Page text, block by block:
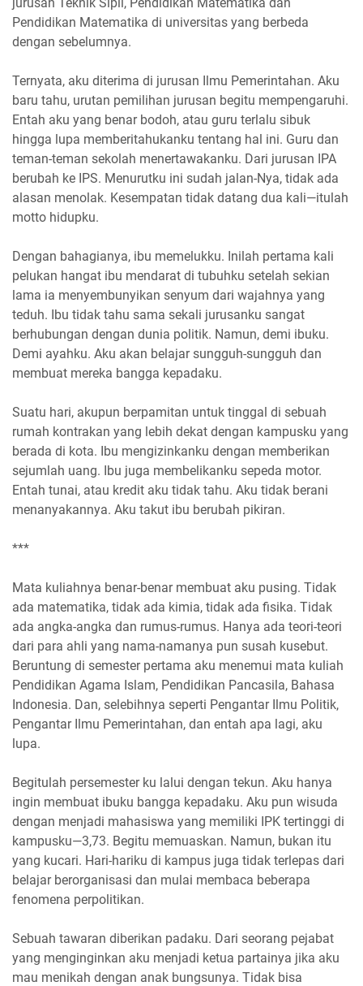
Pendidikan Matematika di universitas yang berbeda
dengan sebelumnya.
Ternyata, aku diterima di jurusan Ilmu Pemerintahan. Aku
baru tahu, urutan pemilihan jurusan begitu mempengaruhi.
Entah aku yang benar bodoh, atau guru terlalu sibuk
hingga lupa memberitahukanku tentang hal ini. Guru dan
teman-teman sekolah menertawakanku. Dari jurusan IPA
berubah ke IPS. Menurutku ini sudah jalan-Nya, tidak ada
alasan menolak. Kesempatan tidak datang dua kali—itulah
motto hidupku.
Dengan bahagianya, ibu memelukku. Inilah pertama kali
pelukan hangat ibu mendarat di tubuhku setelah sekian
lama ia menyembunyikan senyum dari wajahnya yang
teduh. Ibu tidak tahu sama sekali jurusanku sangat
berhubungan dengan dunia politik. Namun, demi ibuku.
Demi ayahku. Aku akan belajar sungguh-sungguh dan
membuat mereka bangga kepadaku.
Suatu hari, akupun berpamitan untuk tinggal di sebuah
rumah kontrakan yang lebih dekat dengan kampusku yang
berada di kota. Ibu mengizinkanku dengan memberikan
sejumlah uang. Ibu juga membelikanku sepeda motor.
Entah tunai, atau kredit aku tidak tahu. Aku tidak berani
menanyakannya. Aku takut ibu berubah pikiran.
***
Mata kuliahnya benar-benar membuat aku pusing. Tidak
ada matematika, tidak ada kimia, tidak ada fisika. Tidak
ada angka-angka dan rumus-rumus. Hanya ada teori-teori
dari para ahli yang nama-namanya pun susah kusebut.
Beruntung di semester pertama aku menemui mata kuliah
Pendidikan Agama Islam, Pendidikan Pancasila, Bahasa
Indonesia. Dan, selebihnya seperti Pengantar Ilmu Politik,
Pengantar Ilmu Pemerintahan, dan entah apa lagi, aku
lupa.
Begitulah persemester ku lalui dengan tekun. Aku hanya
ingin membuat ibuku bangga kepadaku. Aku pun wisuda
dengan menjadi mahasiswa yang memiliki IPK tertinggi di
kampusku—3,73. Begitu memuaskan. Namun, bukan itu
yang kucari. Hari-hariku di kampus juga tidak terlepas dari
belajar berorganisasi dan mulai membaca beberapa
fenomena perpolitikan.
Sebuah tawaran diberikan padaku. Dari seorang pejabat
yang menginginkan aku menjadi ketua partainya jika aku
mau menikah dengan anak bungsunya. Tidak bisa